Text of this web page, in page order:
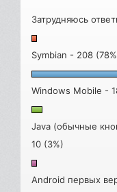
Затрудняюсь
Symbian - 208
Windows Mobile -
Java (обычные
10 (3%)
Android первых